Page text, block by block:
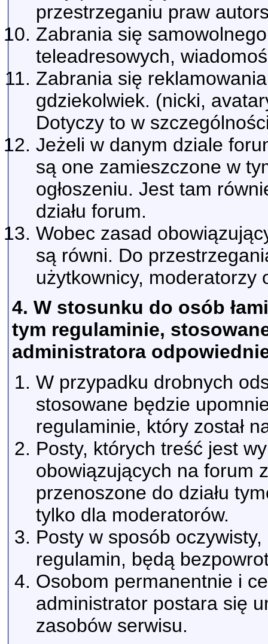
przestrzeganiu praw
Zabrania się
teleadresowych,
Zabrania się
gdziekolwiek. (nicki,
Dotyczy to w
Jeżeli w danym dziale
są one zamieszczone w
ogłoszeniu. Jest tam
działu forum.
Wobec zasad
są równi. Do
użytkownicy, moderatorzy
4. W stosunku do osób
tym regulaminie,
administratora
W przypadku drobnych
stosowane będzie
regulaminie, który został
Posty, których treść jest
obowiązujących na forum
przenoszone do działu
tylko dla moderatorów.
Posty w sposób
regulamin, będą
Osobom permanentnie i
administrator postara się
zasobów serwisu.